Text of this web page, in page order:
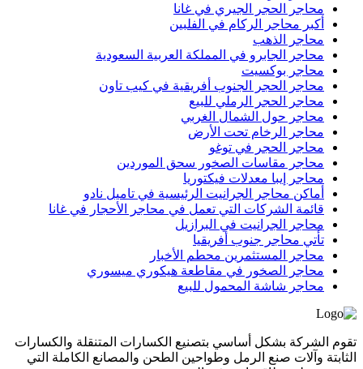
محاجر الحجر الجيري في غانا
أكبر محاجر الركام في الفلبين
محاجر الذهب
محاجر الجابرو في المملكة العربية السعودية
محاجر بوكسيت
محاجر الحجر الجنوب أفريقية في كيب تاون
محاجر الحجر الرملي للبيع
محاجر حول الشمال الغربي
محاجر الرخام تحت الأرض
محاجر الحجر في توغو
محاجر مقاسات الصخور سحق الموردين
محاجر إيبا معدلات فيكتوريا
أماكن محاجر الجرانيت الرئيسية في تاميل نادو
قائمة الشركات التي تعمل في محاجر الأحجار في غانا
محاجر الجرانيت في البرازيل
تأتي محاجر جنوب أفريقيا
محاجر المستثمرين محطم الأخبار
محاجر الصخور في مقاطعة هيكوري ميسوري
محاجر شاشة المحمول للبيع
تقوم الشركة بشكل أساسي بتصنيع الكسارات المتنقلة والكسارات
الثابتة وآلات صنع الرمل وطواحين الطحن والمصانع الكاملة التي